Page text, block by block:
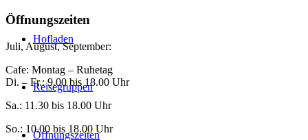
Hofladen
Reisegruppen
Öffnungszeiten
Öffnungszeiten
Juli, August, September:
Cafe: Montag – Ruhetag
Di. – Fr.: 9.00 bis 18.00 Uhr
Sa.: 11.30 bis 18.00 Uhr
So.: 10.00 bis 18.00 Uhr